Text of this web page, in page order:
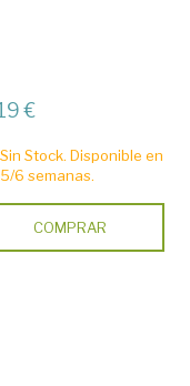
€
Sin Stock. Disponible en
5/6 semanas.
COMPRAR